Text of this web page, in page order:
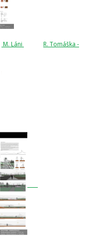
M. Láni
R. Tomáška -